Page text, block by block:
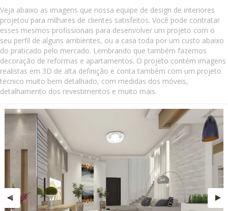
Veja abaixo as imagens que nossa equipe de design de interiores
projetou para milhares de clientes satisfeitos. Você pode contratar
esses mesmos profissionais para desenvolver um projeto com o
seu perfil de alguns ambientes, ou a casa toda por um custo abaixo
do praticado pelo mercado. Lembrando que também fazemos
decoração de reformas e apartamentos. O projeto contém imagens
realistas em 3D de alta definição e conta também com um projeto
técnico muito bem detalhado, com medidas dos móveis,
detalhamento dos revestimentos e muito mais.